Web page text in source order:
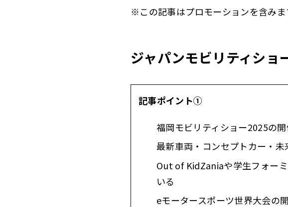
※この記事はプロモーションを含みま
ジャパンモビリティショ
記事ポイント①
福岡モビリティショー2025の
最新車両・コンセプトカー・
Out of KidZaniaや学生フォー
いる
eモータースポーツ世界大会の